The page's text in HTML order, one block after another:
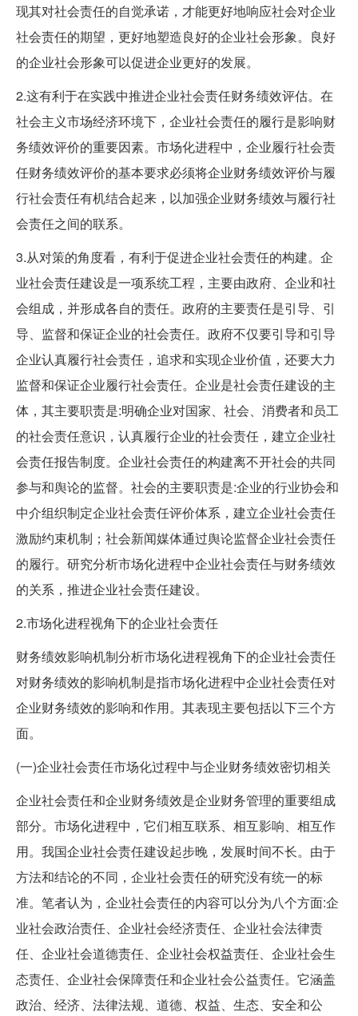
现其对社会责任的自觉承诺，才能更好地响应社会对企业
社会责任的期望，更好地塑造良好的企业社会形象。良好
的企业社会形象可以促进企业更好的发展。
2.这有利于在实践中推进企业社会责任财务绩效评估。在
社会主义市场经济环境下，企业社会责任的履行是影响财
务绩效评价的重要因素。市场化进程中，企业履行社会责
任财务绩效评价的基本要求必须将企业财务绩效评价与履
行社会责任有机结合起来，以加强企业财务绩效与履行社
会责任之间的联系。
3.从对策的角度看，有利于促进企业社会责任的构建。企
业社会责任建设是一项系统工程，主要由政府、企业和社
会组成，并形成各自的责任。政府的主要责任是引导、引
导、监督和保证企业的社会责任。政府不仅要引导和引导
企业认真履行社会责任，追求和实现企业价值，还要大力
监督和保证企业履行社会责任。企业是社会责任建设的主
体，其主要职责是:明确企业对国家、社会、消费者和员工
的社会责任意识，认真履行企业的社会责任，建立企业社
会责任报告制度。企业社会责任的构建离不开社会的共同
参与和舆论的监督。社会的主要职责是:企业的行业协会和
中介组织制定企业社会责任评价体系，建立企业社会责任
激励约束机制；社会新闻媒体通过舆论监督企业社会责任
的履行。研究分析市场化进程中企业社会责任与财务绩效
的关系，推进企业社会责任建设。
2.市场化进程视角下的企业社会责任
财务绩效影响机制分析市场化进程视角下的企业社会责任
对财务绩效的影响机制是指市场化进程中企业社会责任对
企业财务绩效的影响和作用。其表现主要包括以下三个方
面。
(一)企业社会责任市场化过程中与企业财务绩效密切相关
企业社会责任和企业财务绩效是企业财务管理的重要组成
部分。市场化进程中，它们相互联系、相互影响、相互作
用。我国企业社会责任建设起步晚，发展时间不长。由于
方法和结论的不同，企业社会责任的研究没有统一的标
准。笔者认为，企业社会责任的内容可以分为八个方面:企
业社会政治责任、企业社会经济责任、企业社会法律责
任、企业社会道德责任、企业社会权益责任、企业社会生
态责任、企业社会保障责任和企业社会公益责任。它涵盖
政治、经济、法律法规、道德、权益、生态、安全和公